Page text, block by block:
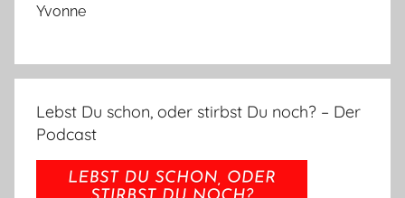
Yvonne
Lebst Du schon, oder stirbst Du noch? – Der
Podcast